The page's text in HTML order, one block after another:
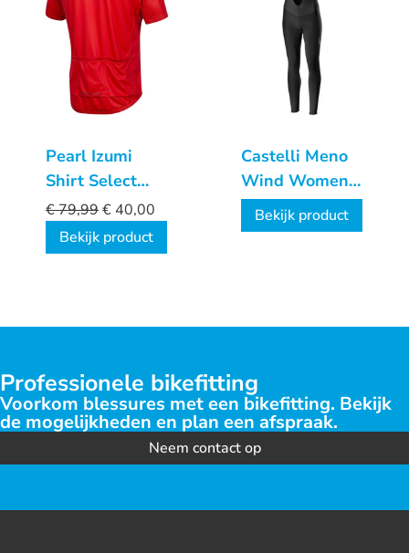
Pearl Izumi
Shirt Select
LTD
€79,99€ 40,00
Bekijk product
Castelli Meno
Wind Women
lange
fietsbroek
Bekijk product
Professionele bikefitting
Voorkom blessures met een bikefitting. Bekijk
de mogelijkheden en plan een afspraak.
Neem contact op